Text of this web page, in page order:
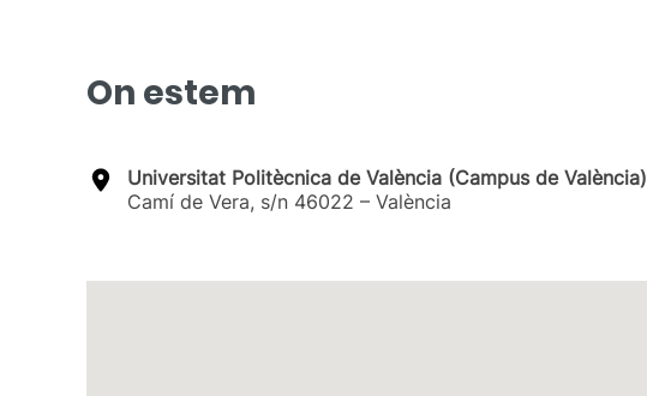
On estem
Universitat Politècnica de València (Campus de València)
Camí de Vera, s/n 46022 – València